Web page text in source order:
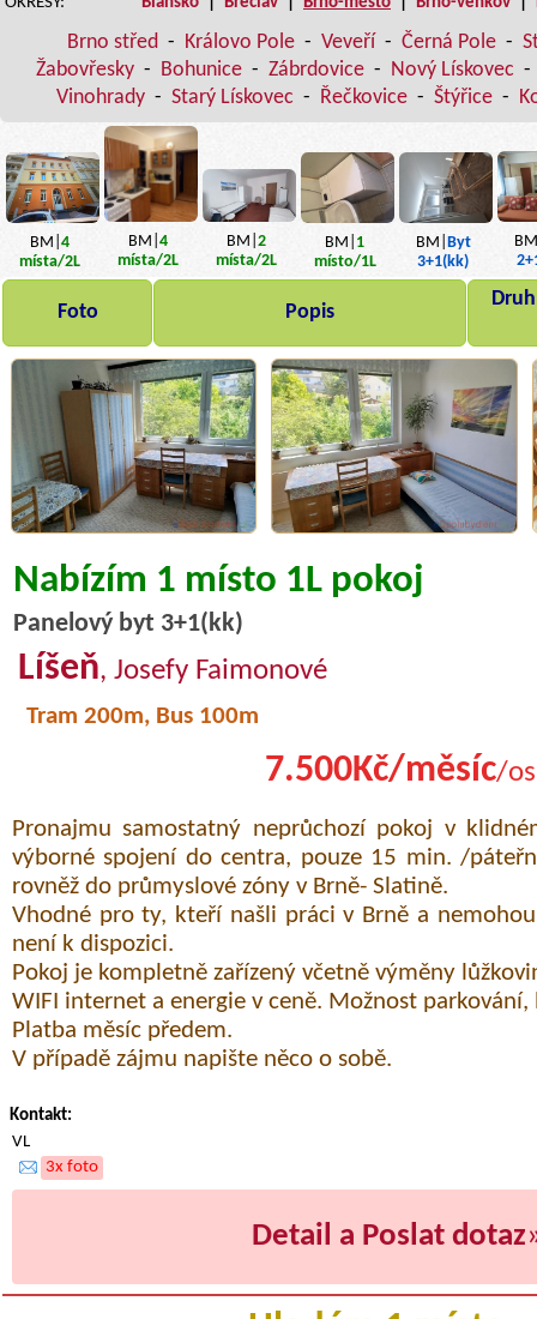
Brno střed - Královo Pole - Veveří - Černá Pole -
Žabovřesky - Bohunice - Zábrdovice - Nový Lískovec -
Vinohrady - Starý Lískovec - Řečkovice - Štýřice -
BM| 4
místa/2L
BM| 4
místa/2L
BM| 2
místa/2L
BM| 1
místo/1L
BM|
Byt
3+1(kk)
Foto Popis
Nabízím 1 místo 1L pokoj
Panelový byt 3+1(kk)
Líšeň, Josefy Faimonové
Tram 200m, Bus 100m
7.500Kč/měsíc/
Pronajmu samostatný neprůchozí pokoj v
výborné spojení do centra, pouze 15 min. /
rovněž do průmyslové zóny v Brně- Slatině.
Vhodné pro ty, kteří našli práci v Brně a
není k dispozici.
Pokoj je kompletně zařízený včetně výměny
WIFI internet a energie v ceně. Možnost parkování,
Platba měsíc předem.
V případě zájmu napište něco o sobě.
Kontakt:
VL
3x foto
Detail a Poslat dotaz